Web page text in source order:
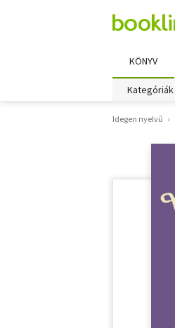
KÖNYV
Kategóriák
Idegen nyelvű